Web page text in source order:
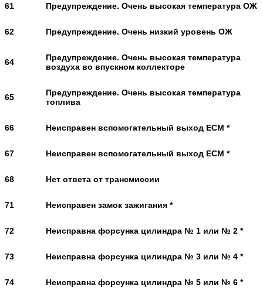
61 Предупреждение. Очень высокая температура ОЖ
62 Предупреждение. Очень низкий уровень ОЖ
64
Предупреждение. Очень высокая температура
воздуха во впускном коллекторе
65
Предупреждение. Очень высокая температура
топлива
66 Неисправен вспомогательный выход ЕСМ *
67 Неисправен вспомогательный выход ЕСМ *
68 Нет ответа от трансмиссии
71 Неисправен замок зажигания *
72 Неисправна форсунка цилиндра № 1 или № 2 *
73 Неисправна форсунка цилиндра № 3 или № 4 *
74 Неисправна форсунка цилиндра № 5 или № 6 *